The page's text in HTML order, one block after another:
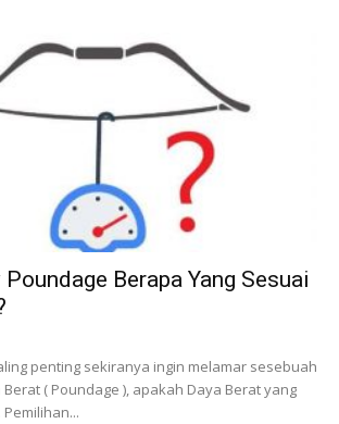
Berapa Yang Sesuai
penting sekiranya ingin melamar sesebuah
( Poundage ), apakah Daya Berat yang